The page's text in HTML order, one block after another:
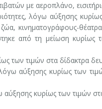
με αεροπλάνο,
λόγω αύξησης
κινηματογράφους-
από τη μείωση κυρίως
των τιμών στα δίδακτρα
αύξησης κυρίως των
κυρίως των τιμών